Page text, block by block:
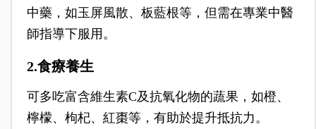
中藥，如玉屏風散、板藍根等，但需在專業中醫
師指導下服用。
2.食療養生
可多吃富含維生素C及抗氧化物的蔬果，如橙、
檸檬、枸杞、紅棗等，有助於提升抵抗力。